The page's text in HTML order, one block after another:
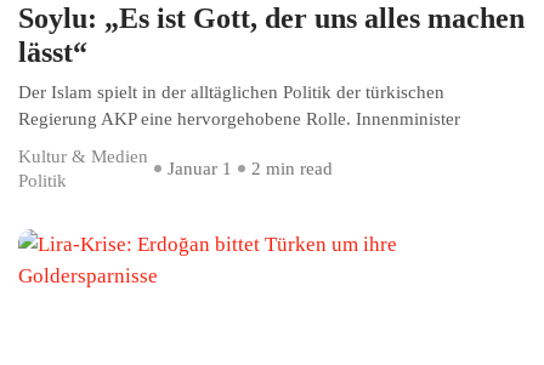
Soylu: „Es ist Gott, der uns alles machen
lässt“
Der Islam spielt in der alltäglichen Politik der türkischen
Regierung AKP eine hervorgehobene Rolle. Innenminister
Kultur & Medien
Politik
Januar 1 2 min read